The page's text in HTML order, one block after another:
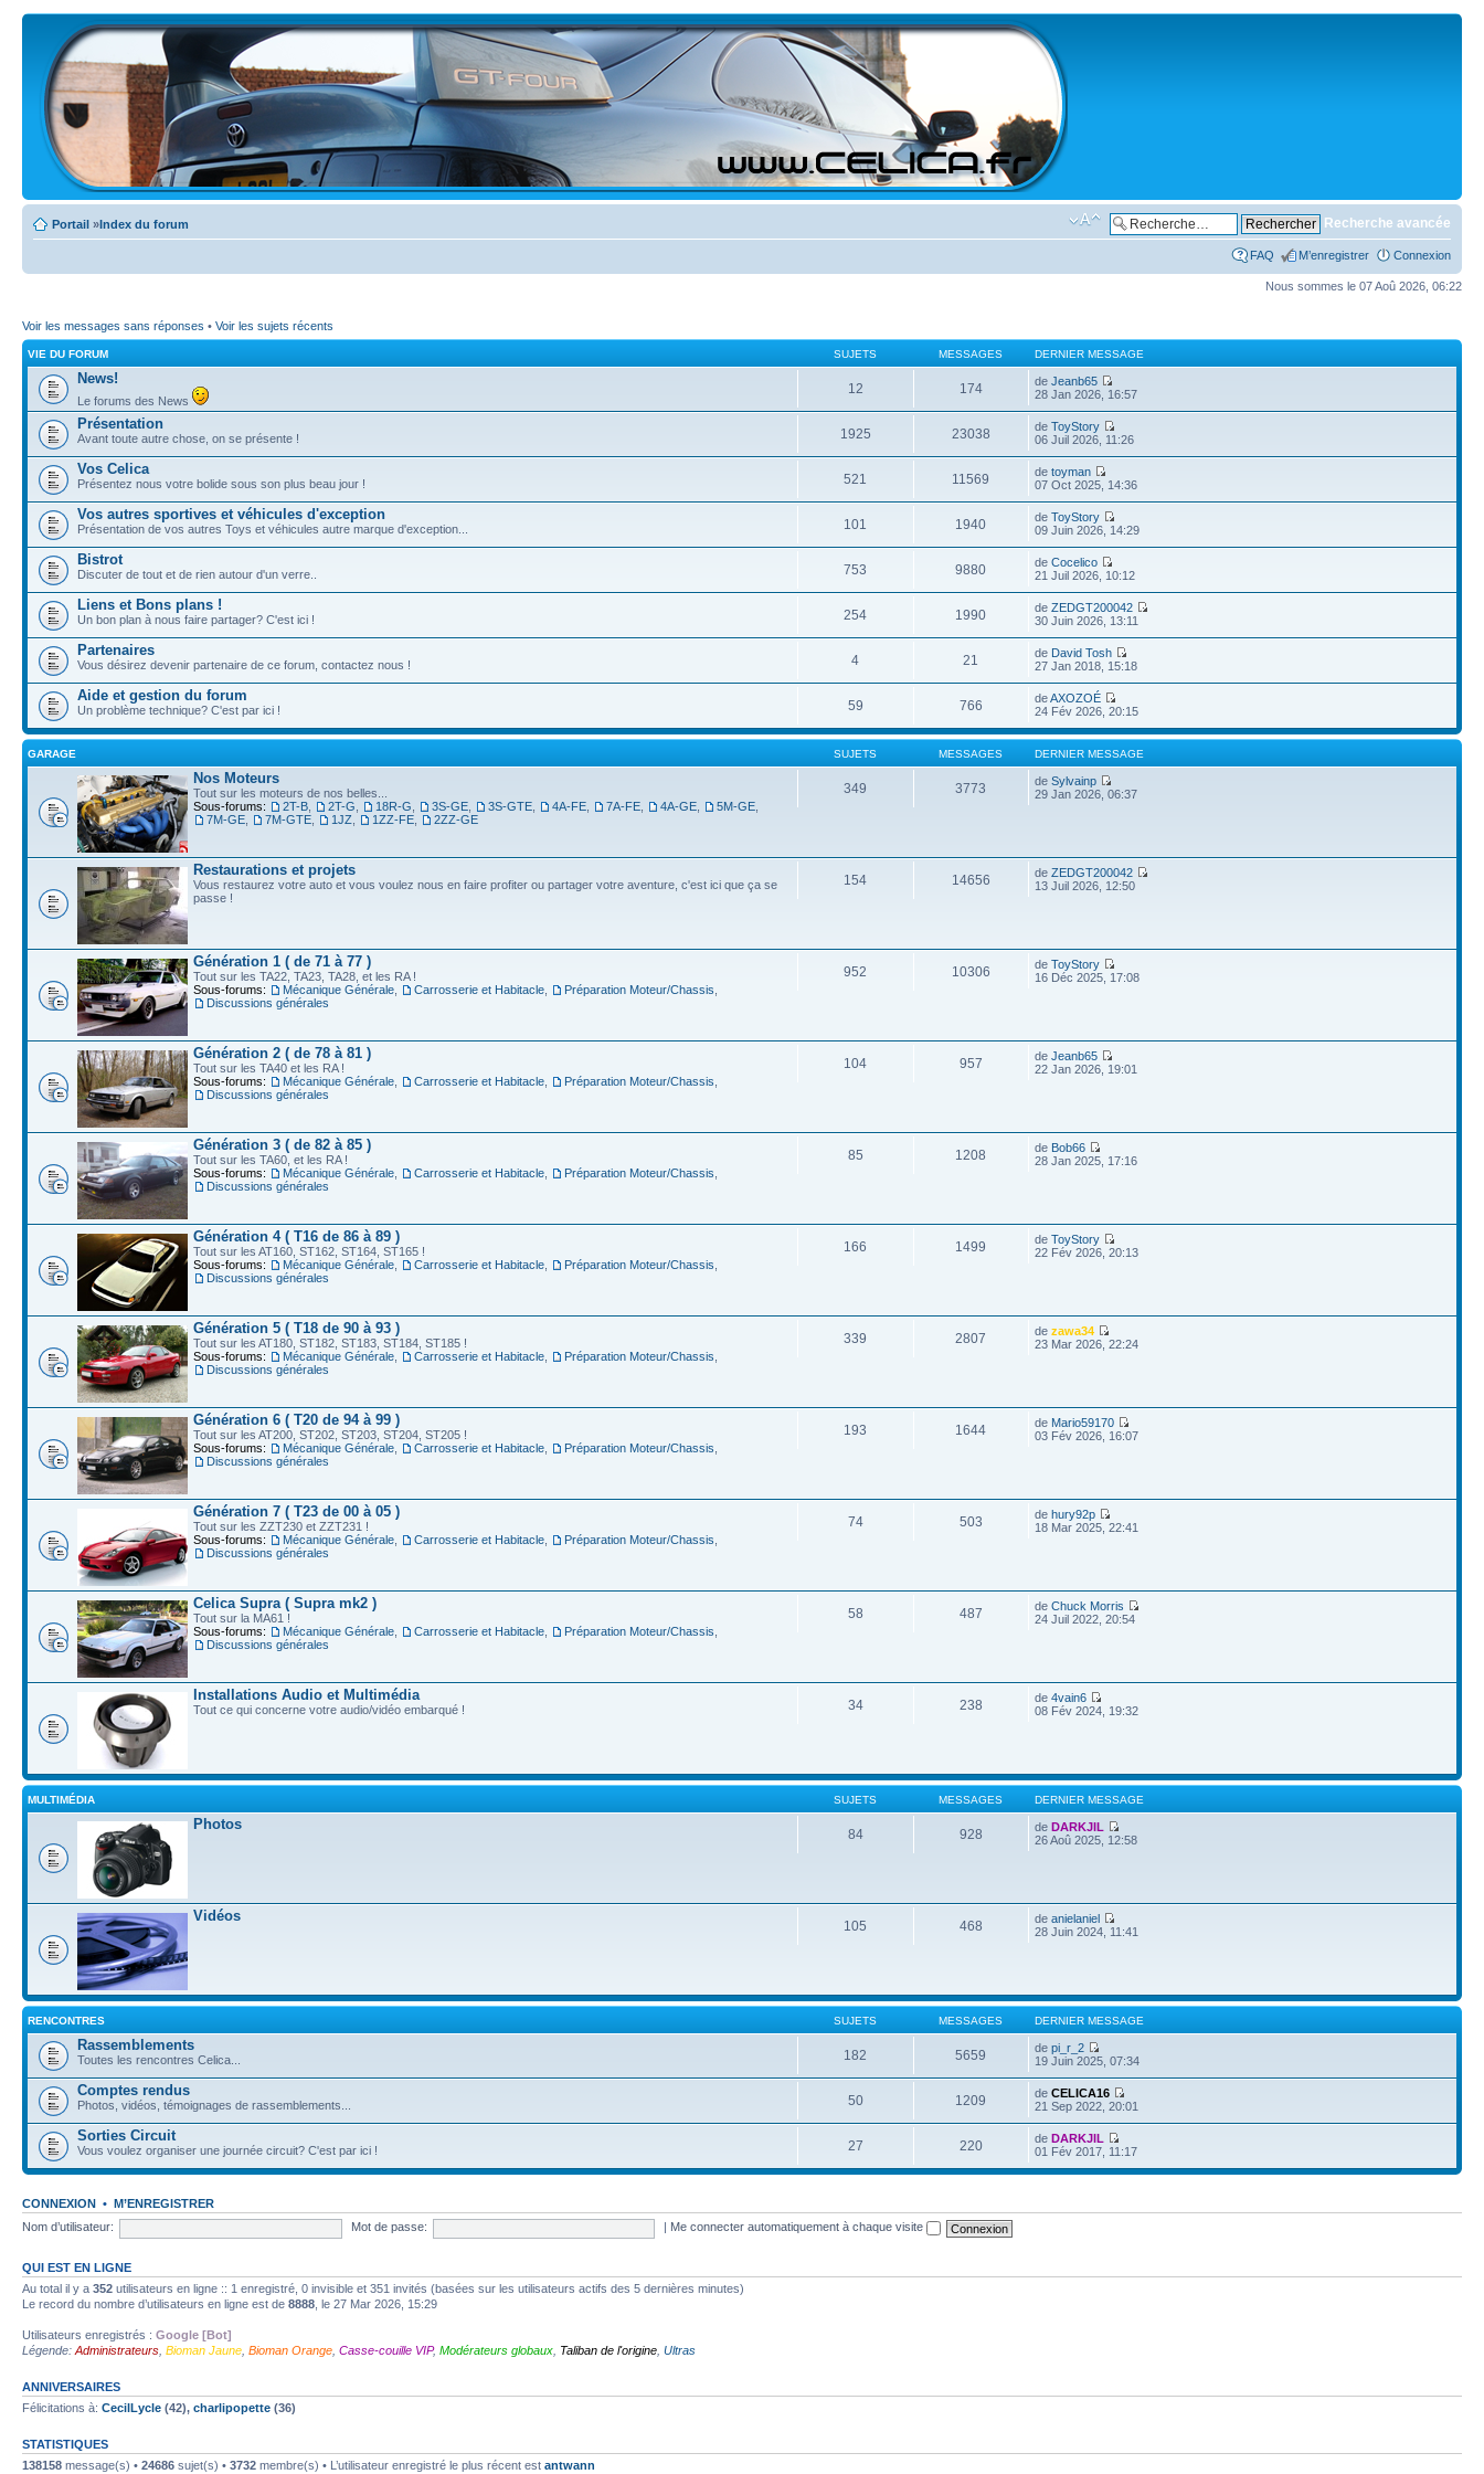
Portail »Index du forum Recherche avancée
FAQ M’enregistrer Connexion
Nous sommes le 07 Aoû 2026, 06:22
Voir les messages sans réponses • Voir les sujets récents
VIE DU FORUM SUJETS MESSAGES DERNIER MESSAGE
News!
Le forums des News
12 174 deJeanb65
28 Jan 2026, 16:57
Présentation
Avant toute autre chose, on se présente ! 1925 23038 deToyStory
06 Juil 2026, 11:26
Vos Celica
Présentez nous votre bolide sous son plus beau jour ! 521 11569 detoyman
07 Oct 2025, 14:36
Vos autres sportives et véhicules d'exception
Présentation de vos autres Toys et véhicules autre marque d'exception... 101 1940 deToyStory
09 Juin 2026, 14:29
Bistrot
Discuter de tout et de rien autour d'un verre.. 753 9880 deCocelico
21 Juil 2026, 10:12
Liens et Bons plans !
Un bon plan à nous faire partager? C'est ici ! 254 1990 deZEDGT200042
30 Juin 2026, 13:11
Partenaires
Vous désirez devenir partenaire de ce forum, contactez nous ! 4 21 de David Tosh
27 Jan 2018, 15:18
Aide et gestion du forum
Un problème technique? C'est par ici ! 59 766 deAXOZOÉ
24 Fév 2026, 20:15
GARAGE SUJETS MESSAGES DERNIER MESSAGE
Nos Moteurs
Tout sur les moteurs de nos belles...
Sous-forums:
2T-B 2T-G 18R-G 3S-GE 3S-GTE 4A-FE 7A-FE 4A-GE 5M-GE
7M-GE
7M-GTE 1JZ 1ZZ-FE 2ZZ-GE
349 3773 deSylvainp
29 Jan 2026, 06:37
Restaurations et projets
Vous restaurez votre auto et vous voulez nous en faire profiter ou partager votre aventure, c'est ici que ça se
passe !
154 14656 deZEDGT200042
13 Juil 2026, 12:50
Génération 1 ( de 71 à 77 )
Tout sur les TA22, TA23, TA28, et les RA !
Sous-forums:
Mécanique Générale Carrosserie et Habitacle Préparation Moteur/Chassis
Discussions générales
952 10306 deToyStory
16 Déc 2025, 17:08
Génération 2 ( de 78 à 81 )
Tout sur les TA40 et les RA !
Sous-forums:
Mécanique Générale Carrosserie et Habitacle Préparation Moteur/Chassis
Discussions générales
104 957 deJeanb65
22 Jan 2026, 19:01
Génération 3 ( de 82 à 85 )
Tout sur les TA60, et les RA !
Sous-forums:
Mécanique Générale Carrosserie et Habitacle Préparation Moteur/Chassis
Discussions générales
85 1208 de Bob66
28 Jan 2025, 17:16
Génération 4 ( T16 de 86 à 89 )
Tout sur les AT160, ST162, ST164, ST165 !
Sous-forums:
Mécanique Générale Carrosserie et Habitacle Préparation Moteur/Chassis
Discussions générales
166 1499 deToyStory
22 Fév 2026, 20:13
Génération 5 ( T18 de 90 à 93 )
Tout sur les AT180, ST182, ST183, ST184, ST185 !
Sous-forums:
Mécanique Générale Carrosserie et Habitacle Préparation Moteur/Chassis
Discussions générales
339 2807 dezawa34
23 Mar 2026, 22:24
Génération 6 ( T20 de 94 à 99 )
Tout sur les AT200, ST202, ST203, ST204, ST205 !
Sous-forums:
Mécanique Générale Carrosserie et Habitacle Préparation Moteur/Chassis
Discussions générales
193 1644 de Mario59170
03 Fév 2026, 16:07
Génération 7 ( T23 de 00 à 05 )
Tout sur les ZZT230 et ZZT231 !
Sous-forums:
Mécanique Générale Carrosserie et Habitacle Préparation Moteur/Chassis
Discussions générales
74 503 dehury92p
18 Mar 2025, 22:41
Celica Supra ( Supra mk2 )
Tout sur la MA61 !
Sous-forums:
Mécanique Générale Carrosserie et Habitacle Préparation Moteur/Chassis
Discussions générales
58 487 deChuck Morris
24 Juil 2022, 20:54
Installations Audio et Multimédia
Tout ce qui concerne votre audio/vidéo embarqué ! 34 238 de4vain6
08 Fév 2024, 19:32
MULTIMÉDIA SUJETS MESSAGES DERNIER MESSAGE
Photos
84 928 deDARKJIL
26 Aoû 2025, 12:58
Vidéos
105 468 deanielaniel
28 Juin 2024, 11:41
RENCONTRES SUJETS MESSAGES DERNIER MESSAGE
Rassemblements
Toutes les rencontres Celica... 182 5659 depi_r_2
19 Juin 2025, 07:34
Comptes rendus
Photos, vidéos, témoignages de rassemblements... 50 1209 deCELICA16
21 Sep 2022, 20:01
Sorties Circuit
Vous voulez organiser une journée circuit? C'est par ici ! 27 220 deDARKJIL
01 Fév 2017, 11:17
CONNEXION • M’ENREGISTRER
Nom d’utilisateur:
Mot de passe: Me connecter automatiquement à chaque visite
QUI EST EN LIGNE
Au total il y a 352 utilisateurs en ligne :: 1 enregistré, 0 invisible et 351 invités (basées sur les utilisateurs actifs des 5 dernières minutes)
Le record du nombre d’utilisateurs en ligne est de 8888 , le 27 Mar 2026, 15:29
Utilisateurs enregistrés : Google [Bot]
Légende: Administrateurs Bioman Jaune Bioman Orange Casse-couille VIP, Modérateurs globaux Taliban de l'origine Ultras
ANNIVERSAIRES
Félicitations à: CecilLycle (42), charlipopette (36)
STATISTIQUES
138158 message(s) • 24686 sujet(s) • 3732 membre(s) • L’utilisateur enregistré le plus récent est antwann